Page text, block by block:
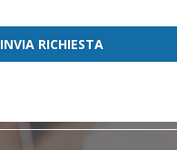
INVIA RICHIESTA